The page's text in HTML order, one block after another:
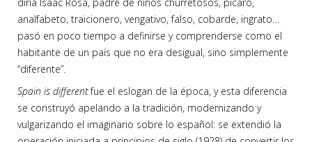
analfabeto, traicionero, vengativo, falso, cobarde, ingrato…
pasó en poco tiempo a definirse y comprenderse como el
habitante de un país que no era desigual, sino simplemente
“diferente”.
Spain is differentfue el eslogan de la época, y esta diferencia
se construyó apelando a la tradición, modernizando y
vulgarizando el imaginario sobre lo español: se extendió la